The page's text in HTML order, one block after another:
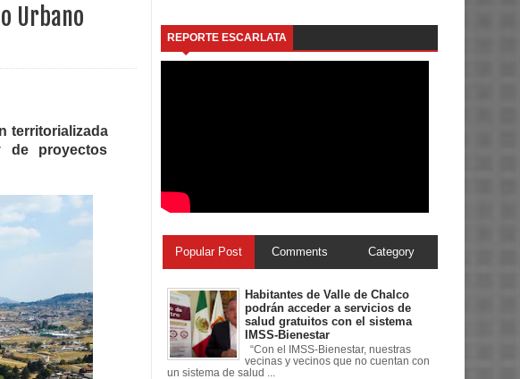
Urbano
territorializada
de proyectos
REPORTE ESCARLATA
Popular Post Comments Category
Habitantes de Valle de Chalco
podrán acceder a servicios de
salud gratuitos con el sistema
IMSS-Bienestar
“Con el IMSS-Bienestar, nuestras
vecinas y vecinos que no cuentan con
un sistema de salud ...